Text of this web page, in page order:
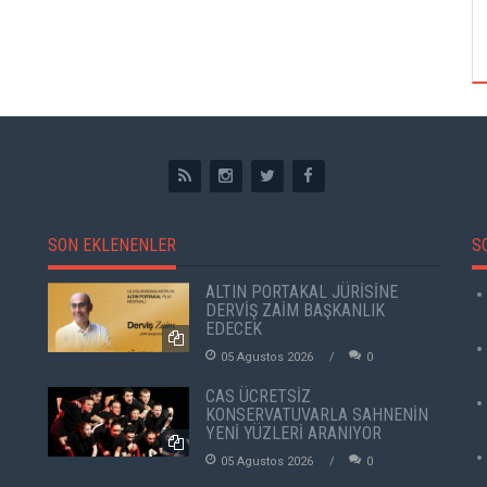
SON EKLENENLER
ALTIN PORTAKAL JÜRİSİNE
DERVİŞ ZAİM BAŞKANLIK
EDECEK
05 Agustos 2026 0
CAS ÜCRETSİZ
KONSERVATUVARLA SAHNENİN
YENİ YÜZLERİ ARANIYOR
05 Agustos 2026 0